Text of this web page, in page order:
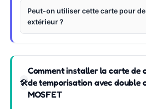
Peut-on utiliser cette carte pour
extérieur ?
🛠
Comment installer la carte de
de temporisation avec double
MOSFET